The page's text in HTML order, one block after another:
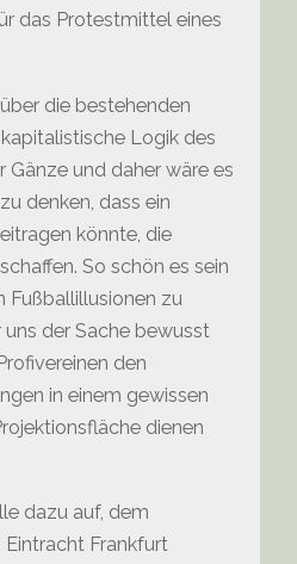
das Protestmittel eines
die bestehenden
Logik des
Gänze und daher wäre es
denken, dass ein
könnte, die
So schön es sein
Fußballillusionen zu
der Sache bewusst
den
in einem gewissen
dienen
dazu auf, dem
Frankfurt